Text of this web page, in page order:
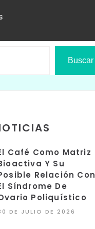
Buscar
Café Como Matriz
Y Su
Relación Con
Síndrome De
Poliquístico
DE JULIO DE 2026